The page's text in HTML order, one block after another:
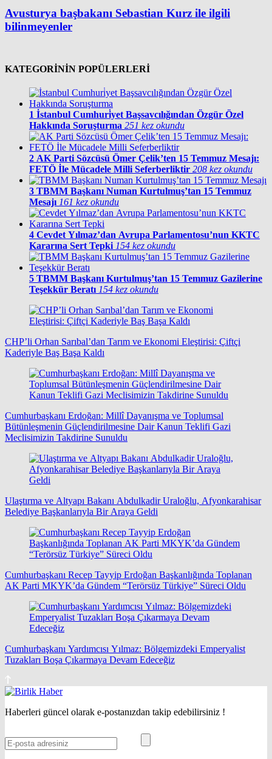
Avusturya başbakanı Sebastian Kurz ile ilgili
bilinmeyenler
KATEGORİNİN POPÜLERLERİ
1 İstanbul Cumhuri̇yet Başsavcılığından Özgür Özel
Hakkında Soruşturma 251 kez okundu
2 AK Parti Sözcüsü Ömer Çelik’ten 15 Temmuz Mesajı:
FETÖ İle Mücadele Milli Seferberliktir 208 kez okundu
3 TBMM Başkanı Numan Kurtulmuş’tan 15 Temmuz
Mesajı 161 kez okundu
4 Cevdet Yılmaz’dan Avrupa Parlamentosu’nun KKTC
Kararına Sert Tepki 154 kez okundu
5 TBMM Başkanı Kurtulmuş’tan 15 Temmuz Gazilerine
Teşekkür Beratı 154 kez okundu
CHP’li Orhan Sarıbal’dan Tarım ve Ekonomi Eleştirisi: Çiftçi
Kaderiyle Baş Başa Kaldı
Cumhurbaşkanı Erdoğan: Millî Dayanışma ve Toplumsal
Bütünleşmenin Güçlendirilmesine Dair Kanun Teklifi Gazi
Meclisimizin Takdirine Sunuldu
Ulaştırma ve Altyapı Bakanı Abdulkadir Uraloğlu, Afyonkarahisar
Belediye Başkanlarıyla Bir Araya Geldi
Cumhurbaşkanı Recep Tayyip Erdoğan Başkanlığında Toplanan
AK Parti MKYK’da Gündem “Terörsüz Türkiye” Süreci Oldu
Cumhurbaşkanı Yardımcısı Yılmaz: Bölgemizdeki Emperyalist
Tuzakları Boşa Çıkarmaya Devam Edeceğiz
Haberleri güncel olarak e-postanızdan takip edebilirsiniz !